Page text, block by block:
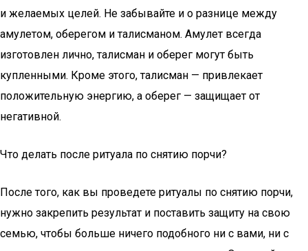
и желаемых целей. Не забывайте и о разнице между
амулетом, оберегом и талисманом. Амулет всегда
изготовлен лично, талисман и оберег могут быть
купленными. Кроме этого, талисман — привлекает
положительную энергию, а оберег — защищает от
негативной.
Что делать после ритуала по снятию порчи?
После того, как вы проведете ритуалы по снятию порчи,
нужно закрепить результат и поставить защиту на свою
семью, чтобы больше ничего подобного ни с вами, ни с